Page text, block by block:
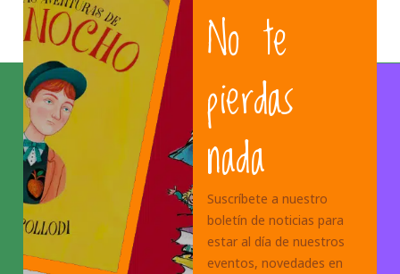
No te
pierdas
nada
Suscríbete a nuestro
boletín de noticias para
estar al día de nuestros
eventos, novedades en